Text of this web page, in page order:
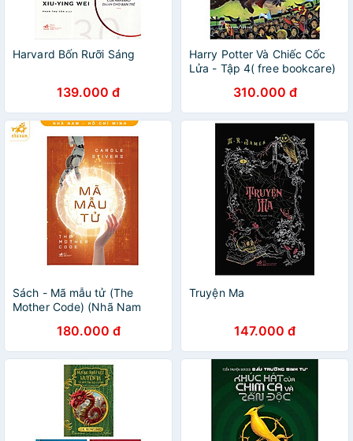
Harvard Bốn Rưỡi Sáng
139.000 đ
Harry Potter Và Chiếc Cốc
Lửa - Tập 4( free bookcare)
310.000 đ
Sách - Mã mẫu tử (The
Mother Code) (Nhã Nam
180.000 đ
Truyện Ma
147.000 đ